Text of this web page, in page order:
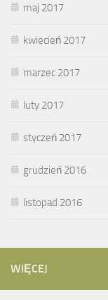
maj 2017
kwiecień 2017
marzec 2017
luty 2017
styczeń 2017
grudzień 2016
listopad 2016
WIĘCEJ